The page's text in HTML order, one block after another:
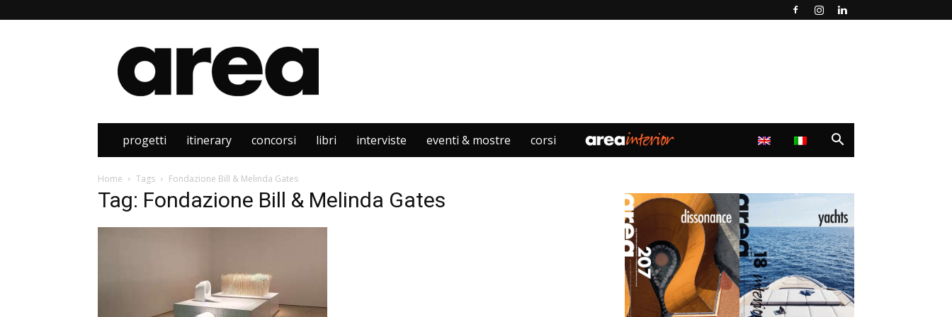
Area
progetti itinerary concorsi libri interviste eventi & mostre corsi
Home Tags Fondazione Bill & Melinda Gates
Tag: Fondazione Bill & Melinda Gates